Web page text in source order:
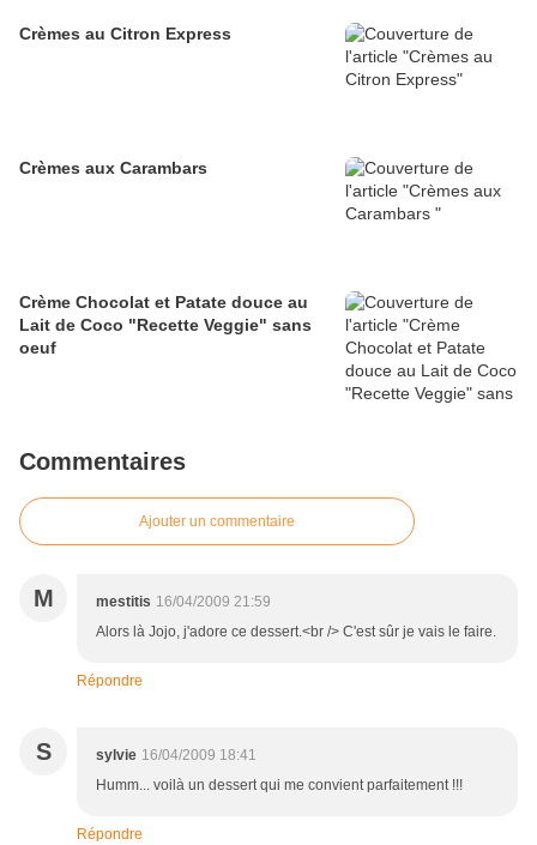
Crèmes au Citron Express
Crèmes aux Carambars
Crème Chocolat et Patate douce au
Lait de Coco "Recette Veggie" sans
oeuf
Commentaires
Ajouter un commentaire
M mestitis 16/04/2009 21:59
Alors là Jojo, j'adore ce dessert.<br /> C'est sûr je vais le faire.
Répondre
S sylvie 16/04/2009 18:41
Humm... voilà un dessert qui me convient parfaitement !!!
Répondre